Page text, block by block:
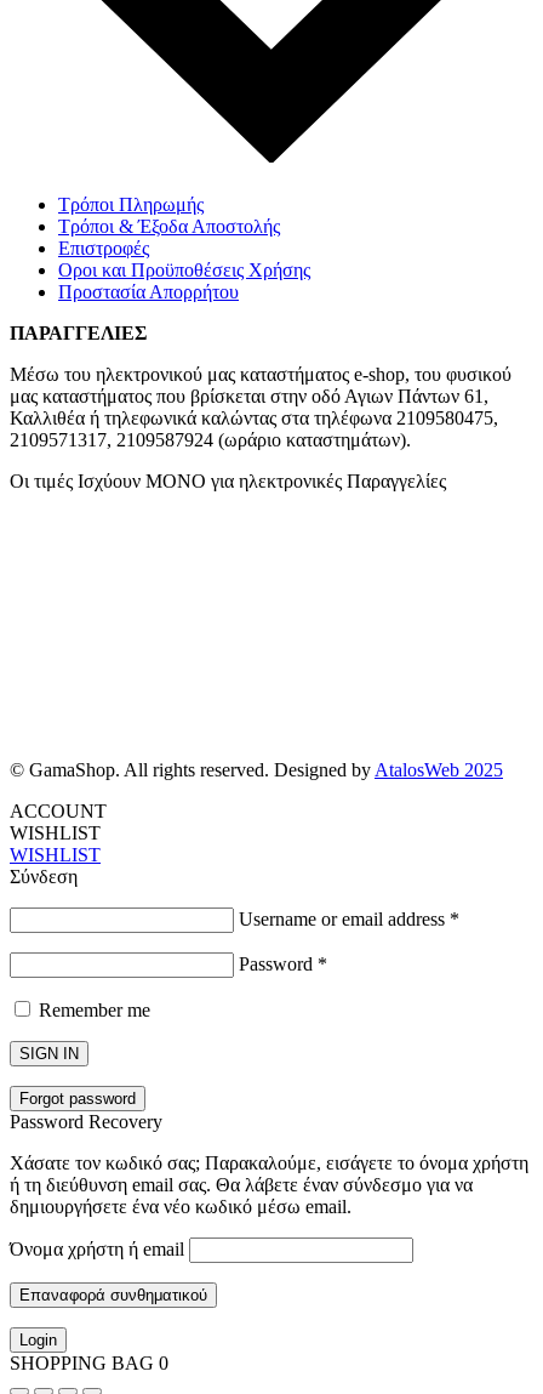
Τρόποι Πληρωμής
Τρόποι & Έξοδα Αποστολής
Επιστροφές
Οροι και Προϋποθέσεις Χρήσης
Προστασία Απορρήτου
ΠΑΡΑΓΓΕΛΙΕΣ
Μέσω του ηλεκτρονικού μας καταστήματος e-shop, του φυσικού
μας καταστήματος που βρίσκεται στην οδό Αγιων Πάντων 61,
Καλλιθέα ή τηλεφωνικά καλώντας στα τηλέφωνα 2109580475,
2109571317, 2109587924 (ωράριο καταστημάτων).
Οι τιμές Ισχύουν ΜΟΝΟ για ηλεκτρονικές Παραγγελίες
© GamaShop. All rights reserved. Designed by AtalosWeb 2025
ACCOUNT
WISHLIST
WISHLIST
Σύνδεση
Username or email address *
Password *
Remember me
SIGN IN
Forgot password
Password Recovery
Χάσατε τον κωδικό σας; Παρακαλούμε, εισάγετε το όνομα χρήστη
ή τη διεύθυνση email σας. Θα λάβετε έναν σύνδεσμο για να
δημιουργήσετε ένα νέο κωδικό μέσω email.
Όνομα χρήστη ή email
Επαναφορά συνθηματικού
Login
SHOPPING BAG 0